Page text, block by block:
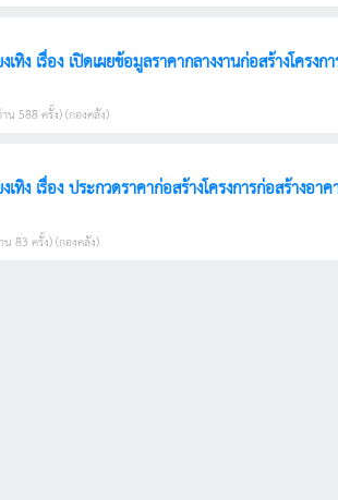
ประกาศเทศบาลตำบลเวียงเทิง เรื่อง เปิดเผยข้อมูลราคากล
น 588 ครั้ง) (กองคลัง)
83 ครั้ง) (กองคลัง)